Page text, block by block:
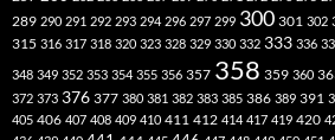
289 290 291 292 293 294 296 297 299 300 301 302
315 316 317 318 320 323 328 329 330 332 333 336
348 349 352 353 354 355 356 357 358 359 360
372 373 376 377 380 381 382 383 385 386 389 391
405 406 407 408 409 410 411 412 414 417 419 420